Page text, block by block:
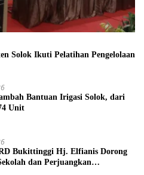
Solok Ikuti Pelatihan Pengelolaan
Bantuan Irigasi Solok, dari
Unit
Bukittinggi Hj. Elfianis Dorong
dan Perjuangkan